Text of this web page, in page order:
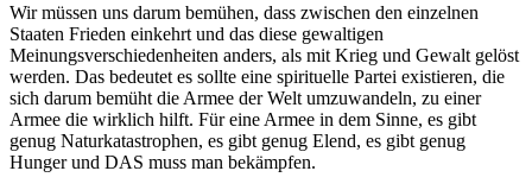
Wir müssen uns darum bemühen, dass zwischen den einzelnen
Staaten Frieden einkehrt und das diese gewaltigen
Meinungsverschiedenheiten anders, als mit Krieg und Gewalt gelöst
werden. Das bedeutet es sollte eine spirituelle Partei existieren, die
sich darum bemüht die Armee der Welt umzuwandeln, zu einer
Armee die wirklich hilft. Für eine Armee in dem Sinne, es gibt
genug Naturkatastrophen, es gibt genug Elend, es gibt genug
Hunger und DAS muss man bekämpfen.